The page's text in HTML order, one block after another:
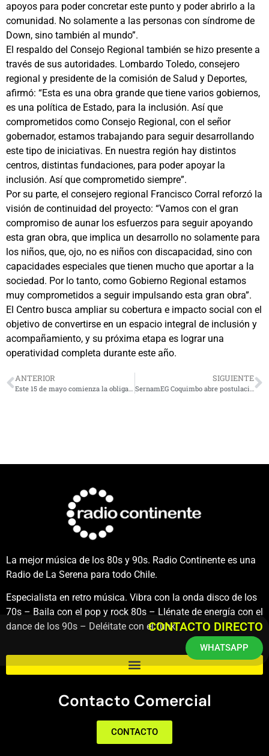
apoyos para poder concretar este punto y poder abrirlo a la
comunidad. No solamente a las personas con síndrome de
Down, sino también al mundo”.
El respaldo del Consejo Regional también se hizo presente a
través de sus autoridades. Lombardo Toledo, consejero
regional y presidente de la comisión de Salud y Deportes,
afirmó: “Esta es una obra grande que tiene varios gobiernos,
es una política de Estado, para la inclusión. Así que
comprometidos como Consejo Regional, con el señor
gobernador, estamos trabajando para seguir desarrollando
este tipo de iniciativas. En nuestra región hay distintos
centros, distintas fundaciones, para poder apoyar la
inclusión. Así que comprometido siempre”.
Por su parte, el consejero regional Francisco Corral reforzó la
visión de continuidad del proyecto: “Vamos con el gran
compromiso de aunar los esfuerzos para seguir apoyando
esta gran obra, que implica un desarrollo no solamente para
los niños, que, ojo, no es niños con discapacidad, sino con
capacidades especiales que tienen mucho que aportar a la
sociedad. Por lo tanto, como Gobierno Regional estamos
muy comprometidos a seguir impulsando esta gran obra”.
El Centro busca ampliar su cobertura e impacto social con el
objetivo de convertirse en un espacio integral de inclusión y
acompañamiento, y su próxima etapa es lograr una
operatividad completa durante este año.
ANTERIOR
Este 15 de mayo comienza la obligatoriedad del grabado de patentes
SIGUIENTE
SernamEG Coquimbo abre postulaciones para financiar proyectos con impacto social y político en la comunidad
La mejor música de los 80s y 90s. Radio Continente es una
Radio de La Serena para todo Chile.
Especialista en retro música. Vibra con la onda disco de los
70s – Baila con el pop y rock 80s – Llénate de energía con el
dance de los 90s – Deléitate con el funk.
Contacto Comercial
CONTACTO
CONTACTO DIRECTO
WHATSAPP